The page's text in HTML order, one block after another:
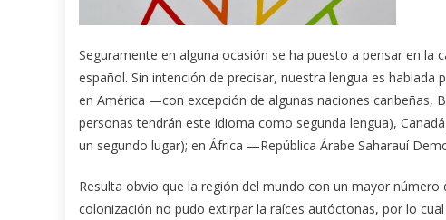
Seguramente en alguna ocasión se ha puesto a pensar en la
español. Sin intención de precisar, nuestra lengua es
en América —con excepción de algunas naciones caribeñas,
personas tendrán este idioma como segunda lengua),
un segundo lugar); en África —República Árabe Saharauí
Resulta obvio que la región del mundo con un mayor
colonización no pudo extirpar la raíces autóctonas, por lo